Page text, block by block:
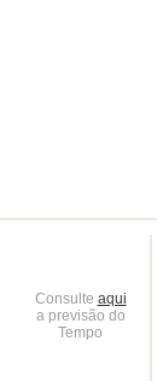
Consulte aqui
a previsão do
Tempo